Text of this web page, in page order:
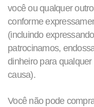
você ou qualquer
conforme
(incluindo
patrocinamos,
dinheiro para
causa).
Você não pode